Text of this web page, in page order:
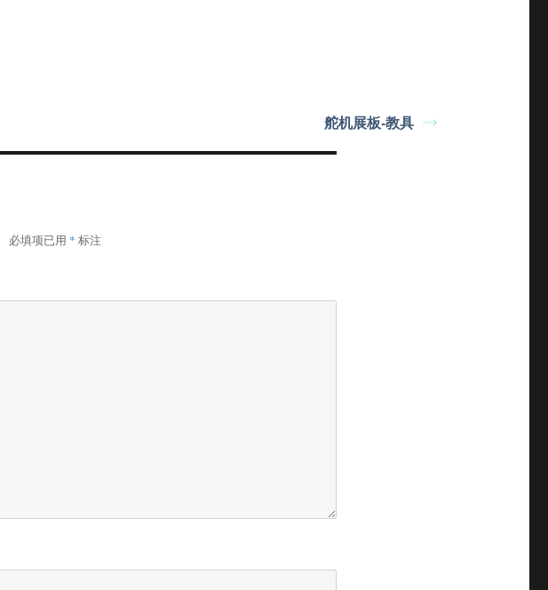
舵机展板-教具
必填项已用 * 标注